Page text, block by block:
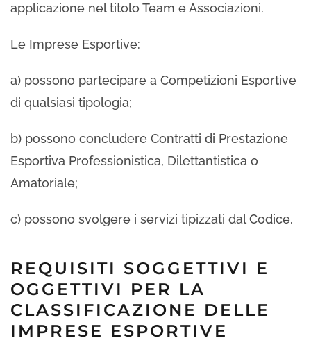
applicazione nel titolo Team e Associazioni.
Le Imprese Esportive:
a) possono partecipare a Competizioni Esportive
di qualsiasi tipologia;
b) possono concludere Contratti di Prestazione
Esportiva Professionistica, Dilettantistica o
Amatoriale;
c) possono svolgere i servizi tipizzati dal Codice.
REQUISITI SOGGETTIVI E
OGGETTIVI PER LA
CLASSIFICAZIONE DELLE
IMPRESE ESPORTIVE